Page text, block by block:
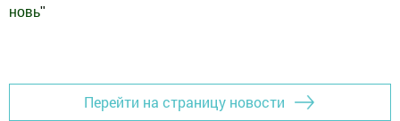
новь"
Перейти на страницу новости